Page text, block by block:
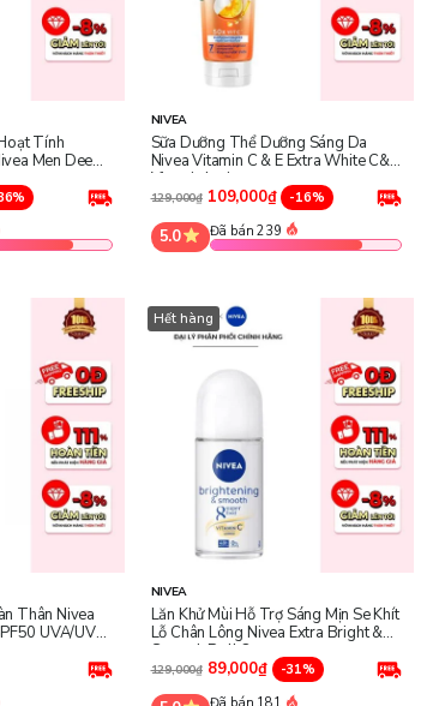
Tính
Men Deep
NIVEA
Sữa Dưỡng Thể Dưỡng Sáng Da
Nivea Vitamin C & E Extra White C&E
Vitamin Lotion
129,000₫ 109,000₫ -16%
5.0 Đã bán 239
Thân Nivea
UVA/UVB
Hết hàng
NIVEA
Lăn Khử Mùi Hỗ Trợ Sáng Mịn Se Khít
Lỗ Chân Lông Nivea Extra Bright &
Smooth Roll On
129,000₫ 89,000₫ -31%